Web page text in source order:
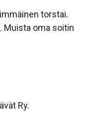
torstai.
Muista oma soitin
Ry.